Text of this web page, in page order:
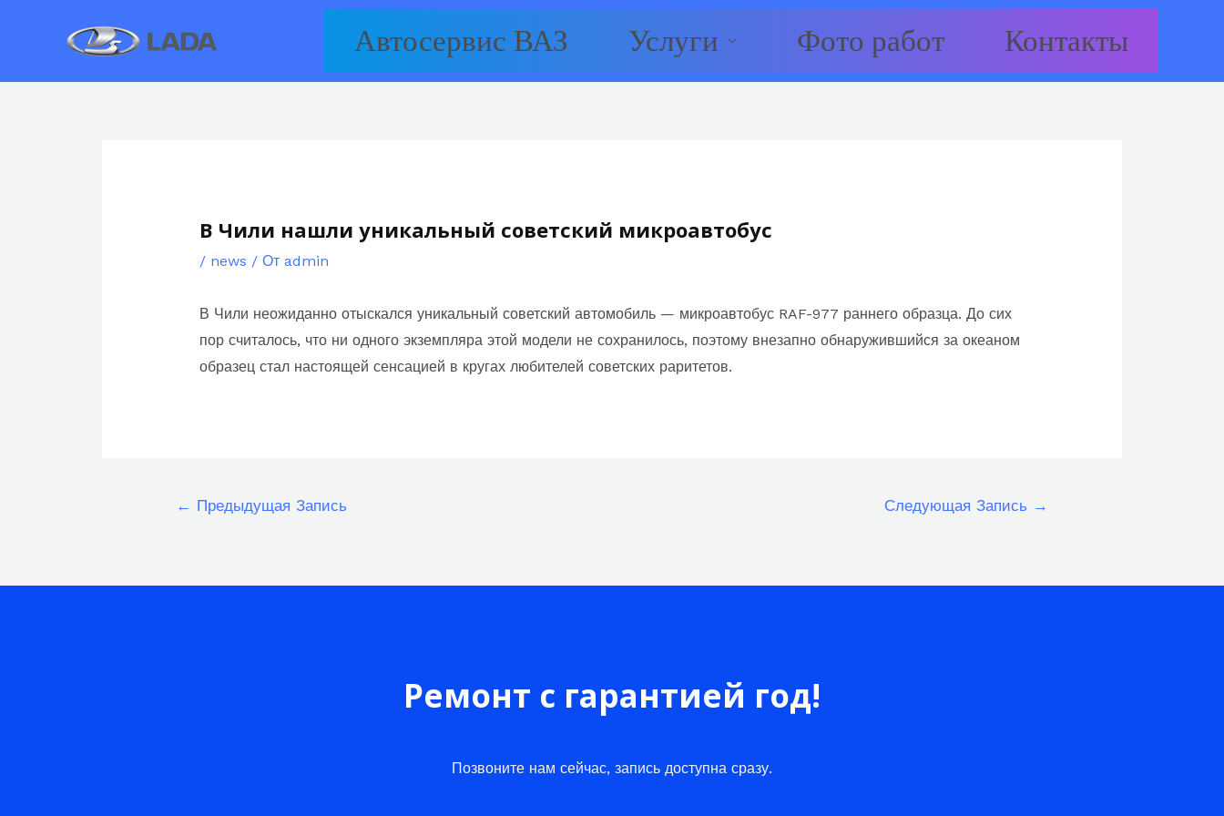
Автосервис ВАЗ Услуги Фото работ Контакты
В Чили нашли уникальный советский микроавтобус
/ news / От admin
В Чили неожиданно отыскался уникальный советский автомобиль — микроавтобус RAF-977 раннего образца. До сих
пор считалось, что ни одного экземпляра этой модели не сохранилось, поэтому внезапно обнаружившийся за океаном
образец стал настоящей сенсацией в кругах любителей советских раритетов.
Навигация
← Предыдущая Запись Следующая Запись →
Ремонт с гарантией год!
Позвоните нам сейчас, запись доступна сразу.